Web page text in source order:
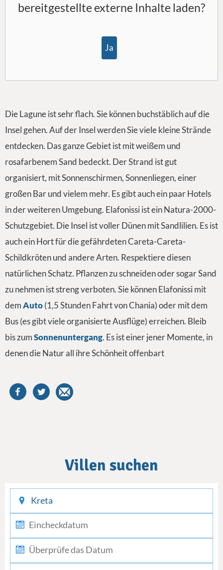
bereitgestellte externe Inhalte laden?
Ja
Die Lagune ist sehr flach. Sie können buchstäblich auf die
Insel gehen. Auf der Insel werden Sie viele kleine Strände
entdecken. Das ganze Gebiet ist mit weißem und
rosafarbenem Sand bedeckt. Der Strand ist gut
organisiert, mit Sonnenschirmen, Sonnenliegen, einer
großen Bar und vielem mehr. Es gibt auch ein paar Hotels
in der weiteren Umgebung. Elafonissi ist ein Natura-2000-
Schutzgebiet. Die Insel ist voller Dünen mit Sandlilien. Es ist
auch ein Hort für die gefährdeten Careta-Careta-
Schildkröten und andere Arten. Respektiere diesen
natürlichen Schatz. Pflanzen zu schneiden oder sogar Sand
zu nehmen ist streng verboten. Sie können Elafonissi mit
demAuto(1,5 Stunden Fahrt von Chania) oder mit dem
Bus (es gibt viele organisierte Ausflüge) erreichen. Bleib
bis zumSonnenuntergang. Es ist einer jener Momente, in
denen die Natur all ihre Schönheit offenbart
Villen suchen